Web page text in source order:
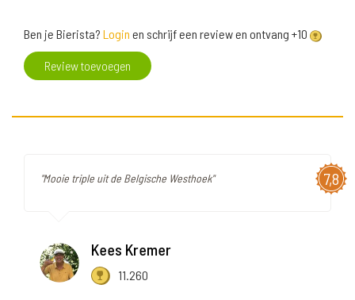
Ben je Bierista? Login en schrijf een review en ontvang +10
Review toevoegen
7,8
"Mooie triple uit de Belgische Westhoek"
Kees Kremer
11.260